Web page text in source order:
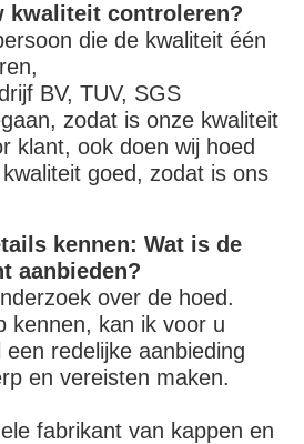
kwaliteit controleren?
die de kwaliteit één
BV, TUV, SGS
zodat is onze kwaliteit
klant, ook doen wij hoed
goed, zodat is ons
kennen: Wat is de
aanbieden?
over de hoed.
kennen, kan ik voor u
redelijke aanbieding
en vereisten maken.
fabrikant van kappen en